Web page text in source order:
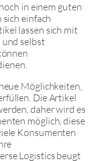
in einem guten
einfach
lassen sich mit
selbst
Möglichkeiten,
Die Artikel
daher wird es
möglich, diese
Konsumenten
Logistics beugt